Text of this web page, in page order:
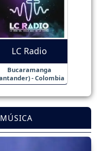
LC Radio
Bucaramanga
- Colombia